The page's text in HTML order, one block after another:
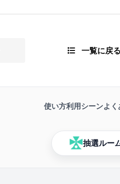
一覧に戻る
使い方利用シーンよ
抽選ルー